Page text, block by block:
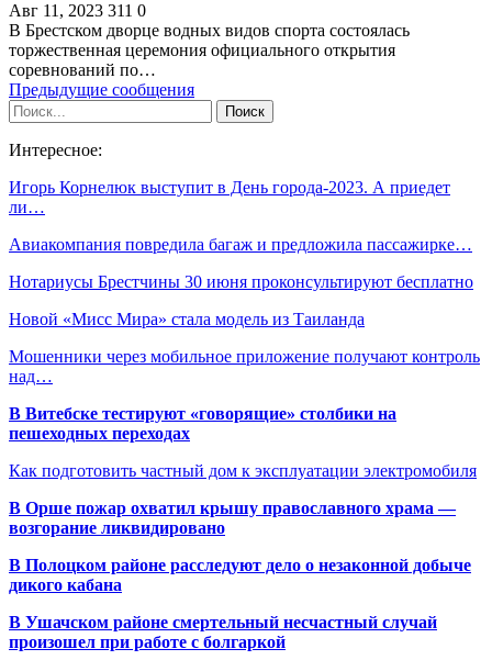
Авг 11, 2023 311 0
В Брестском дворце водных видов спорта состоялась
торжественная церемония официального открытия
соревнований по…
Предыдущие сообщения
Интересное:
Игорь Корнелюк выступит в День города-2023. А приедет
ли…
Авиакомпания повредила багаж и предложила пассажирке…
Нотариусы Брестчины 30 июня проконсультируют бесплатно
Новой «Мисс Мира» стала модель из Таиланда
Мошенники через мобильное приложение получают контроль
над…
В Витебске тестируют «говорящие» столбики на
пешеходных переходах
Как подготовить частный дом к эксплуатации электромобиля
В Орше пожар охватил крышу православного храма —
возгорание ликвидировано
В Полоцком районе расследуют дело о незаконной добыче
дикого кабана
В Ушачском районе смертельный несчастный случай
произошел при работе с болгаркой